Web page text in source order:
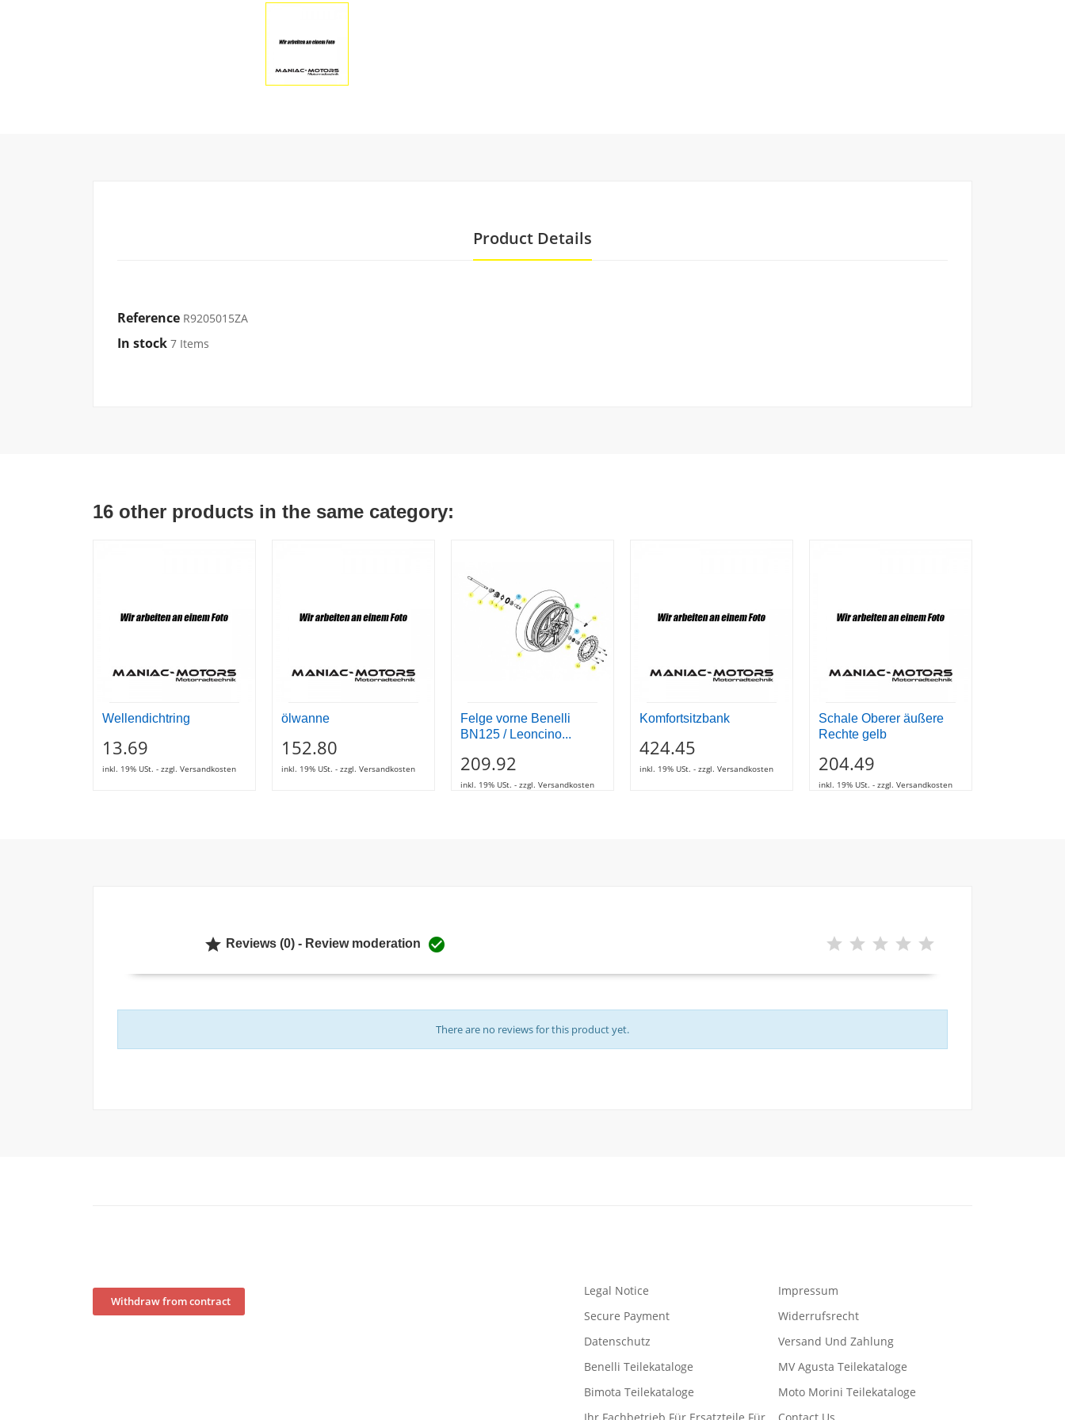
Product Details
Reference R9205015ZA
In stock 7 Items
16 other products in the same category:
Wellendichtring
13.69
inkl. 19% USt. - zzgl. Versandkosten
ölwanne
152.80
inkl. 19% USt. - zzgl. Versandkosten
Felge vorne Benelli
BN125 / Leoncino...
209.92
inkl. 19% USt. - zzgl. Versandkosten
Komfortsitzbank
424.45
inkl. 19% USt. - zzgl. Versandkosten
Schale Oberer äußere
Rechte gelb
204.49
inkl. 19% USt. - zzgl. Versandkosten
 Reviews (0) - Review moderation 
There are no reviews for this product yet.
Withdraw from contract
Legal Notice
Impressum
Secure Payment
Widerrufsrecht
Datenschutz
Versand Und Zahlung
Benelli Teilekataloge
MV Agusta Teilekataloge
Bimota Teilekataloge
Moto Morini Teilekataloge